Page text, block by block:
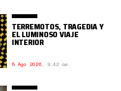
TERREMOTOS, TRAGEDIA Y
EL LUMINOSO VIAJE
INTERIOR
5 Ago 2026, 9:42 am.